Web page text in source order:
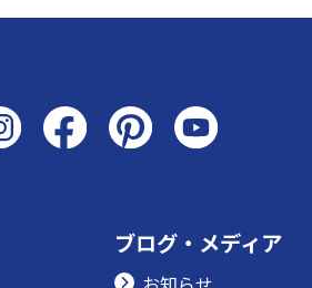
ブログ・メディア